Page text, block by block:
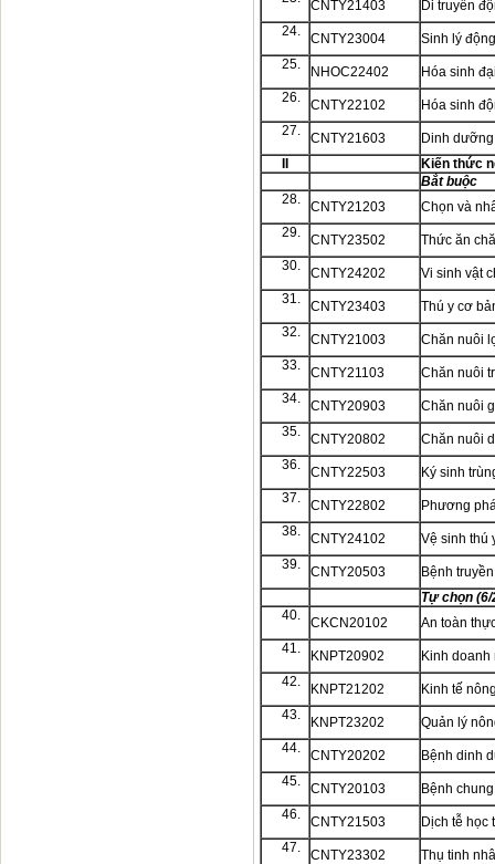
CNTY21403
Di truyền
24.
CNTY23004
Sinh lý
25.
NHOC22402
Hóa sinh
26.
CNTY22102
Hóa sinh
27.
CNTY21603
Dinh
Kiến thức
Bắt buộc
28.
CNTY21203
Chọn và
29.
CNTY23502
Thức ăn
30.
CNTY24202
Vi sinh vật
31.
CNTY23403
Thú y cơ
32.
CNTY21003
Chăn nuôi
33.
CNTY21103
Chăn nuôi
34.
CNTY20903
Chăn nuôi
35.
CNTY20802
Chăn nuôi
36.
CNTY22503
Ký sinh
37.
CNTY22802
Phương
38.
CNTY24102
Vệ sinh thú
39.
CNTY20503
Bệnh
Tự chọn (6/
40.
CKCN20102
An toàn
41.
KNPT20902
Kinh
42.
KNPT21202
Kinh tế
43.
KNPT23202
Quản lý
44.
CNTY20202
Bệnh dinh
45.
CNTY20103
Bệnh
46.
CNTY21503
Dịch tễ học
47.
CNTY23302
Thụ tinh